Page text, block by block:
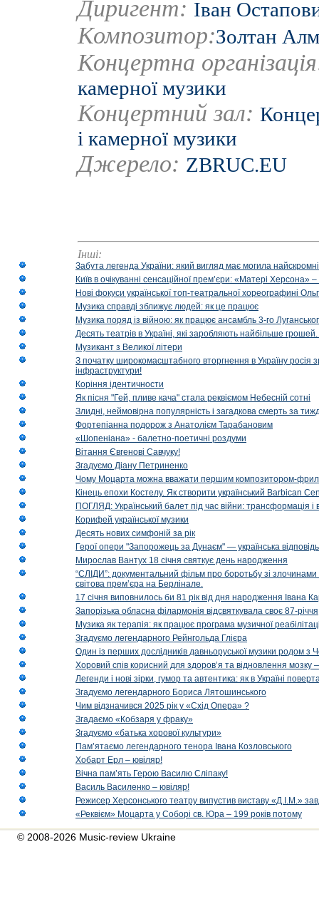
Диригент: Іван
Композитор:Золтан
Концертна
камерної музики
Концертний зал:
і камерної музики
Джерело: ZBRUC.EU
Інші:
Забута легенда України: який вигляд має могила
Київ в очікуванні сенсаційної прем’єри: «Матері
Нові фокуси української топ-театральної хореографині
Музика справді зближує людей: як це працює
Музика поряд із війною: як працює ансамбль 3-го
Десять театрів в Україні, які заробляють найбільше
Музикант з Великої літери
З початку широкомасштабного вторгнення в Україну росія
інфраструктури!
Коріння ідентичности
Як пісня "Гей, пливе кача" стала реквіємом Небесній сотні
Злидні, неймовірна популярність і загадкова смерть за
Фортепіанна подорож з Анатолієм Тарабановим
«Шопеніана» - балетно-поетичні роздуми
Вітання Євгенові Савчуку!
Згадуємо Діану Петриненко
Чому Моцарта можна вважати першим композитором-
Кінець епохи Костелу. Як створити український Barbican
ПОГЛЯД: Український балет під час війни: трансформація і
Корифей української музики
Десять нових симфоній за рік
Герої опери "Запорожець за Дунаєм" — українська
Мирослав Вантух 18 січня святкує день народження
“СЛІДИ”: документальний фільм про боротьбу зі
світова прем’єра на Берлінале.
17 січня виповнилось би 81 рік від дня народження Івана
Запорізька обласна філармонія відсвяткувала своє 87-річчя
Музика як терапія: як працює програма музичної
Згадуємо легендарного Рейнгольда Глієра
Один із перших дослідників давньоруської музики родом з
Хоровий спів корисний для здоров’я та відновлення мозку
Легенди і нові зірки, гумор та автентика: як в Україні
Згадуємо легендарного Бориса Лятошинського
Чим відзначився 2025 рік у «Схід Опера» ?
Згадаємо «Кобзаря у фраку»
Згадуємо «батька хорової культури»
Пам’ятаємо легендарного тенора Івана Козловського
Хобарт Ерл – ювіляр!
Вічна пам’ять Герою Василю Сліпаку!
Василь Василенко – ювіляр!
Режисер Херсонського театру випустив виставу «Д.І.М.»
«Реквієм» Моцарта у Соборі св. Юра – 199 років потому
© 2008-2026 Music-review Ukraine